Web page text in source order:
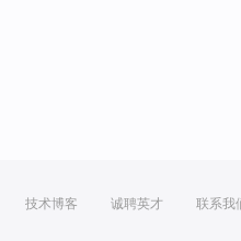
技术博客 诚聘英才 联系我